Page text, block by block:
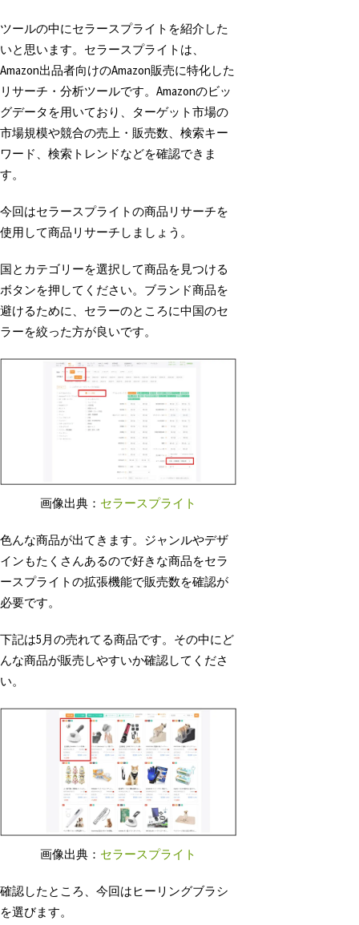
ツールの中にセラースプライトを紹介した
いと思います。セラースプライトは、
Amazon出品者向けのAmazon販売に特化した
リサーチ・分析ツールです。Amazonのビッ
グデータを用いており、ターゲット市場の
市場規模や競合の売上・販売数、検索キー
ワード、検索トレンドなどを確認できま
す。
今回はセラースプライトの商品リサーチを
使用して商品リサーチしましょう。
国とカテゴリーを選択して商品を見つける
ボタンを押してください。ブランド商品を
避けるために、セラーのところに中国のセ
ラーを絞った方が良いです。
画像出典： セラースプライト
色んな商品が出てきます。ジャンルやデザ
インもたくさんあるので好きな商品をセラ
ースプライトの拡張機能で販売数を確認が
必要です。
下記は5月の売れてる商品です。その中にど
んな商品が販売しやすいか確認してくださ
い。
画像出典： セラースプライト
確認したところ、今回はヒーリングブラシ
を選びます。